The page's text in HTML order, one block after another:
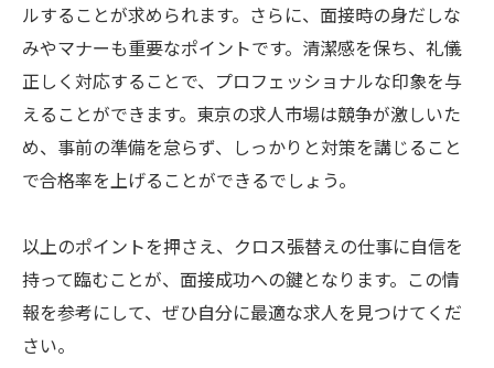
ルすることが求められます。さらに、面接時の身だしな
みやマナーも重要なポイントです。清潔感を保ち、礼儀
正しく対応することで、プロフェッショナルな印象を与
えることができます。東京の求人市場は競争が激しいた
め、事前の準備を怠らず、しっかりと対策を講じること
で合格率を上げることができるでしょう。
以上のポイントを押さえ、クロス張替えの仕事に自信を
持って臨むことが、面接成功への鍵となります。この情
報を参考にして、ぜひ自分に最適な求人を見つけてくだ
さい。